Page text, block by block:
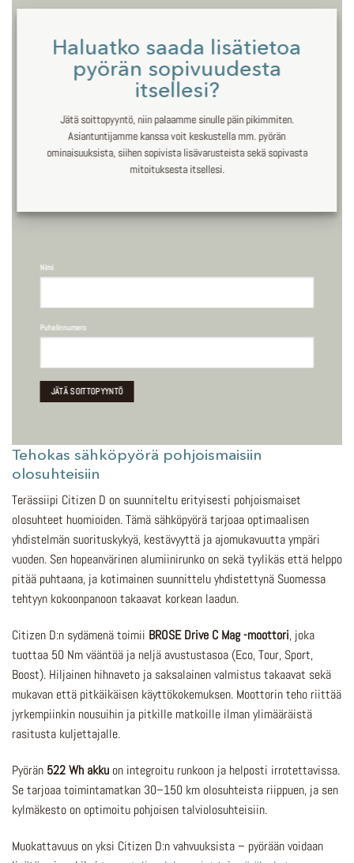
Haluatko saada lisätietoa
pyörän sopivuudesta
itsellesi?
Jätä soittopyyntö, niin palaamme sinulle päin pikimmiten.
Asiantuntijamme kanssa voit keskustella mm. pyörän
ominaisuuksista, siihen sopivista lisävarusteista sekä sopivasta
mitoituksesta itsellesi.
Nimi
Puhelinnumero
Tehokas sähköpyörä pohjoismaisiin
olosuhteisiin
Terässiipi Citizen D on suunniteltu erityisesti pohjoismaiset
olosuhteet huomioiden. Tämä sähköpyörä tarjoaa optimaalisen
yhdistelmän suorituskykyä, kestävyyttä ja ajomukavuutta ympäri
vuoden. Sen hopeanvärinen alumiinirunko on sekä tyylikäs että helppo
pitää puhtaana, ja kotimainen suunnittelu yhdistettynä Suomessa
tehtyyn kokoonpanoon takaavat korkean laadun.
Citizen D:n sydämenä toimii BROSE Drive C Mag -moottori, joka
tuottaa 50 Nm vääntöä ja neljä avustustasoa (Eco, Tour, Sport,
Boost). Hiljainen hihnaveto ja saksalainen valmistus takaavat sekä
mukavan että pitkäikäisen käyttökokemuksen. Moottorin teho riittää
jyrkempiinkin nousuihin ja pitkille matkoille ilman ylimääräistä
rasitusta kuljettajalle.
Pyörän 522 Wh akku on integroitu runkoon ja helposti irrotettavissa.
Se tarjoaa toimintamatkan 30–150 km olosuhteista riippuen, ja sen
kylmäkesto on optimoitu pohjoisen talviolosuhteisiin.
Muokattavuus on yksi Citizen D:n vahvuuksista – pyörään voidaan